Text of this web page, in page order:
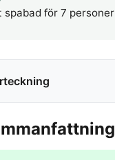
spabad för 7 personer